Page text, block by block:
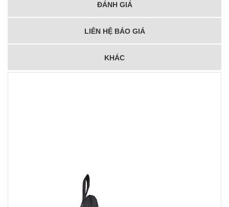
ĐÁNH GIÁ
LIÊN HỆ BÁO GIÁ
KHÁC